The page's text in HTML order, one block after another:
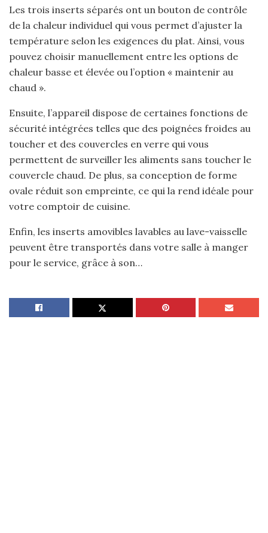
Les trois inserts séparés ont un bouton de contrôle
de la chaleur individuel qui vous permet d’ajuster la
température selon les exigences du plat. Ainsi, vous
pouvez choisir manuellement entre les options de
chaleur basse et élevée ou l’option « maintenir au
chaud ».
Ensuite, l’appareil dispose de certaines fonctions de
sécurité intégrées telles que des poignées froides au
toucher et des couvercles en verre qui vous
permettent de surveiller les aliments sans toucher le
couvercle chaud. De plus, sa conception de forme
ovale réduit son empreinte, ce qui la rend idéale pour
votre comptoir de cuisine.
Enfin, les inserts amovibles lavables au lave-vaisselle
peuvent être transportés dans votre salle à manger
pour le service, grâce à son…